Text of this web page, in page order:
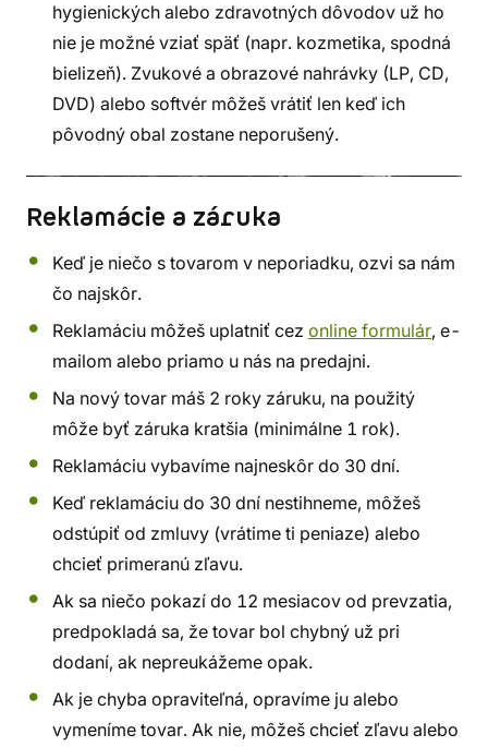
hygienických alebo zdravotných dôvodov už ho
nie je možné vziať späť (napr. kozmetika, spodná
bielizeň). Zvukové a obrazové nahrávky (LP, CD,
DVD) alebo softvér môžeš vrátiť len keď ich
pôvodný obal zostane neporušený.
Reklamácie a záruka
Keď je niečo s tovarom v neporiadku, ozvi sa nám
čo najskôr.
Reklamáciu môžeš uplatniť cez online formulár, e-
mailom alebo priamo u nás na predajni.
Na nový tovar máš 2 roky záruku, na použitý
môže byť záruka kratšia (minimálne 1 rok).
Reklamáciu vybavíme najneskôr do 30 dní.
Keď reklamáciu do 30 dní nestihneme, môžeš
odstúpiť od zmluvy (vrátime ti peniaze) alebo
chcieť primeranú zľavu.
Ak sa niečo pokazí do 12 mesiacov od prevzatia,
predpokladá sa, že tovar bol chybný už pri
dodaní, ak nepreukážeme opak.
Ak je chyba opraviteľná, opravíme ju alebo
vymeníme tovar. Ak nie, môžeš chcieť zľavu alebo